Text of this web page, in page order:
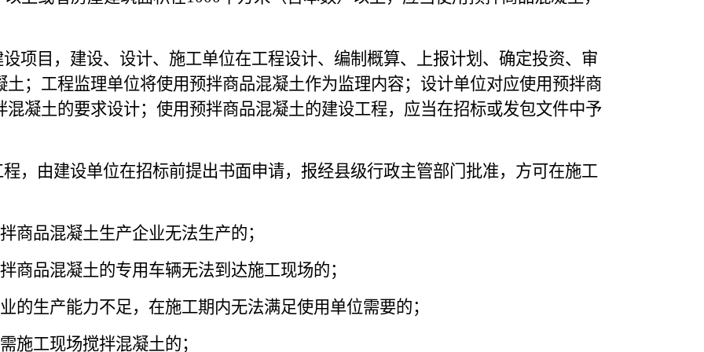
项目，建设、设计、施工单位在工程设计、编制概算、上报计划、确定投资、审
；工程监理单位将使用预拌商品混凝土作为监理内容；设计单位对应使用预拌商
凝土的要求设计；使用预拌商品混凝土的建设工程，应当在招标或发包文件中予
，由建设单位在招标前提出书面申请，报经县级行政主管部门批准，方可在施工
商品混凝土生产企业无法生产的；
商品混凝土的专用车辆无法到达施工现场的；
的生产能力不足，在施工期内无法满足使用单位需要的；
施工现场搅拌混凝土的；